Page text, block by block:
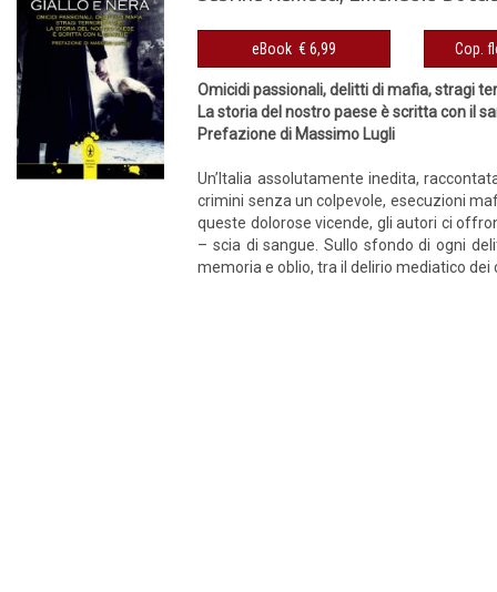
eBook € 6,99
Omicidi passionali, delitti di mafia, stragi
La storia del nostro paese è scritta con il
Prefazione di Massimo Lugli
Un’Italia assolutamente inedita,
crimini senza un colpevole, esecuzioni
queste dolorose vicende, gli autori ci
– scia di sangue. Sullo sfondo di ogni
memoria e oblio, tra il delirio mediatico